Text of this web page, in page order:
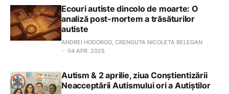
Ecouri autiste dincolo de moarte: O
analiză post-mortem a trăsăturilor
autiste
ANDREI HODOROG, CRENGUTA NICOLETA BELEGAN
04 APR. 2025
Autism & 2 aprilie, ziua Conștientizării
Neacceptării Autismului ori a Autiștilor